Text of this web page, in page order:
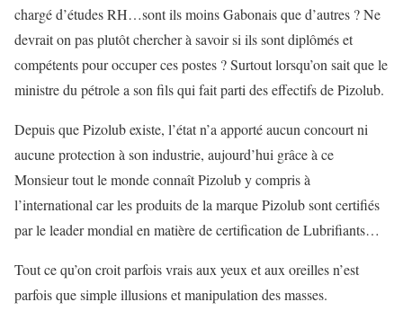
chargé d’études RH…sont ils moins Gabonais que d’autres ? Ne
devrait on pas plutôt chercher à savoir si ils sont diplômés et
compétents pour occuper ces postes ? Surtout lorsqu’on sait que le
ministre du pétrole a son fils qui fait parti des effectifs de Pizolub.
Depuis que Pizolub existe, l’état n’a apporté aucun concourt ni
aucune protection à son industrie, aujourd’hui grâce à ce
Monsieur tout le monde connaît Pizolub y compris à
l’international car les produits de la marque Pizolub sont certifiés
par le leader mondial en matière de certification de Lubrifiants…
Tout ce qu’on croit parfois vrais aux yeux et aux oreilles n’est
parfois que simple illusions et manipulation des masses.